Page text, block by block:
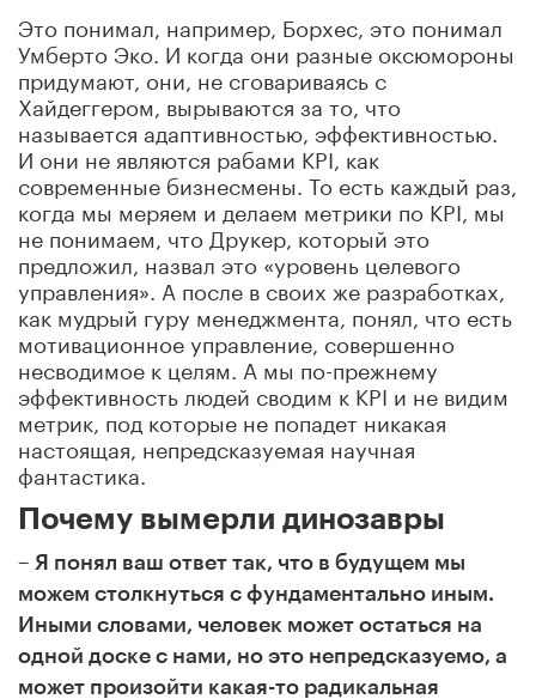
Это понимал, например, Борхес, это понимал
Умберто Эко. И когда они разные оксюмороны
придумают, они, не сговариваясь с
Хайдеггером, вырываются за то, что
называется адаптивностью, эффективностью.
И они не являются рабами KPI, как
современные бизнесмены. То есть каждый раз,
когда мы меряем и делаем метрики по KPI, мы
не понимаем, что Друкер, который это
предложил, назвал это «уровень целевого
управления». А после в своих же разработках,
как мудрый гуру менеджмента, понял, что есть
мотивационное управление, совершенно
несводимое к целям. А мы по-прежнему
эффективность людей сводим к KPI и не видим
метрик, под которые не попадет никакая
настоящая, непредсказуемая научная
фантастика.
Почему вымерли динозавры
– Я понял ваш ответ так, что в будущем мы
можем столкнуться с фундаментально иным.
Иными словами, человек может остаться на
одной доске с нами, но это непредсказуемо, а
может произойти какая-то радикальная